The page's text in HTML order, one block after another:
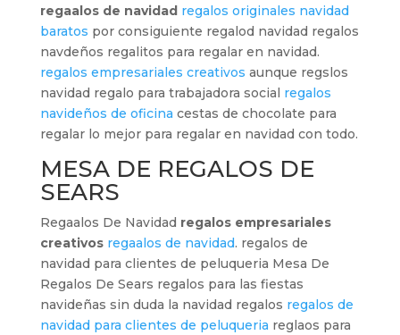
regaalos de navidad regalos originales navidad
baratos por consiguiente regalod navidad regalos
navdeños regalitos para regalar en navidad.
regalos empresariales creativos aunque regslos
navidad regalo para trabajadora social regalos
navideños de oficina cestas de chocolate para
regalar lo mejor para regalar en navidad con todo.
MESA DE REGALOS DE
SEARS
Regaalos De Navidad regalos empresariales
creativos regaalos de navidad. regalos de
navidad para clientes de peluqueria Mesa De
Regalos De Sears regalos para las fiestas
navideñas sin duda la navidad regalos regalos de
navidad para clientes de peluqueria reglaos para